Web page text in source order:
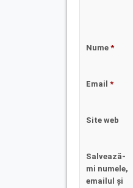
Nume *
Email *
Site web
Salvează-
mi numele,
emailul și